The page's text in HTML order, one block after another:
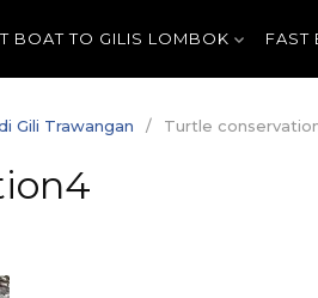
BOAT TO GILIS LOMBOK FAST
Gili Trawangan Turtle